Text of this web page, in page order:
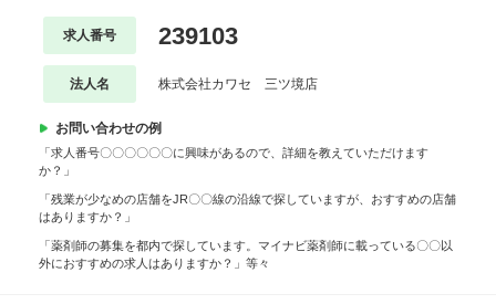
求人番号 239103
法人名 株式会社カワセ 三ツ境店
お問い合わせの例
「求人番号〇〇〇〇〇〇に興味があるので、詳細を教えていただけます
か？」
「残業が少なめの店舗をJR〇〇線の沿線で探していますが、おすすめの店舗
はありますか？」
「薬剤師の募集を都内で探しています。マイナビ薬剤師に載っている〇〇以
外におすすめの求人はありますか？」等々